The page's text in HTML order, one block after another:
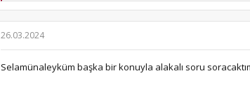
p
l
e
r
:
26.03.2024
Selamünaleyküm başka bir konuyla alakalı soru